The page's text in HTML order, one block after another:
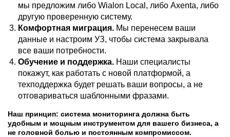
мы предложим либо Wialon Local, либо Axenta, либо
другую проверенную систему.
Комфортная миграция. Мы перенесем ваши
данные и настроим УЗ, чтобы система закрывала
все ваши потребности.
Обучение и поддержка. Наши специалисты
покажут, как работать с новой платформой, а
техподдержка будет решать ваши вопросы, а не
отговариваться шаблонными фразами.
Наш принцип: система мониторинга должна быть
удобным и мощным инструментом для вашего бизнеса, а
не головной болью и постоянным компромиссом.